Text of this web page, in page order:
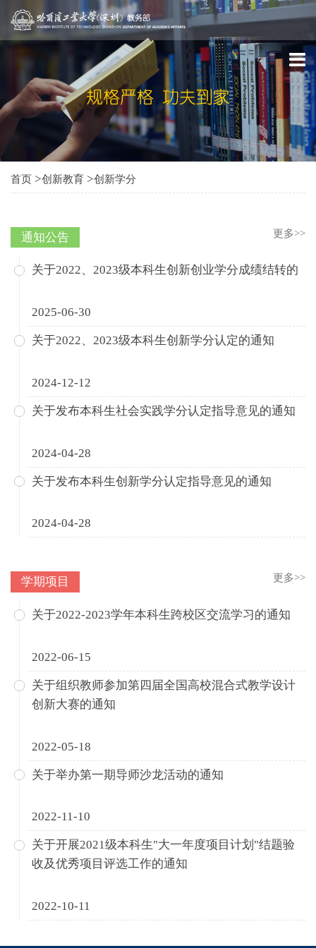
首页 >创新教育 >创新学分
通知公告 更多>>
关于2022、2023级本科生创新创业学分成绩结转的
2025-06-30
关于2022、2023级本科生创新学分认定的通知
2024-12-12
关于发布本科生社会实践学分认定指导意见的通知
2024-04-28
关于发布本科生创新学分认定指导意见的通知
2024-04-28
学期项目 更多>>
关于2022-2023学年本科生跨校区交流学习的通知
2022-06-15
关于组织教师参加第四届全国高校混合式教学设计
创新大赛的通知
2022-05-18
关于举办第一期导师沙龙活动的通知
2022-11-10
关于开展2021级本科生"大一年度项目计划"结题验
收及优秀项目评选工作的通知
2022-10-11